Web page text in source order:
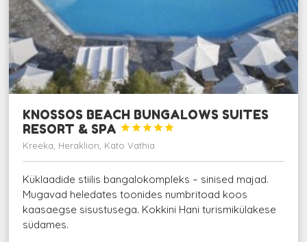
KNOSSOS BEACH BUNGALOWS SUITES
RESORT & SPA





Kreeka, Heraklion, Kato Vathia
Küklaadide stiilis bangalokompleks – sinised majad.
Mugavad heledates toonides numbritoad koos
kaasaegse sisustusega. Kokkini Hani turismikülakese
südames.